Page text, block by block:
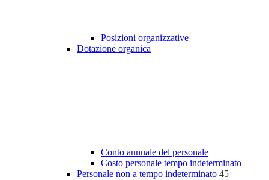
Posizioni organizzative
Dotazione organica
Conto annuale del personale
Costo personale tempo indeterminato
Personale non a tempo indeterminato 45